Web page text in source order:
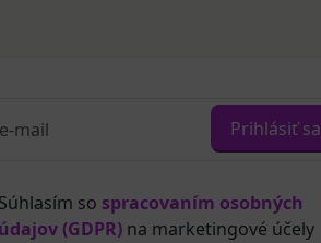
Prihlásiť sa
Súhlasím so spracovaním osobných
údajov (GDPR) na marketingové účely